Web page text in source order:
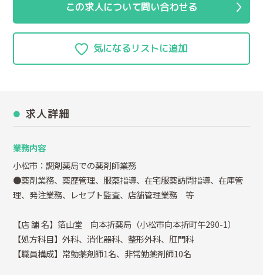
この求人について問い合わせる
求人詳細
業務内容
小松市：調剤薬局での薬剤師業務
●薬剤業務、薬歴管理、服薬指導、在宅服薬訪問指導、在庫管
理、発注業務、レセプト監査、店舗管理業務 等
【店 舗 名】箔山堂 向本折薬局（小松市向本折町午290-1）
【処方科目】外科、消化器科、整形外科、肛門科
【職員構成】常勤薬剤師1名、非常勤薬剤師10名